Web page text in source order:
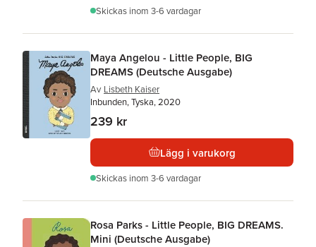
Skickas inom 3-6 vardagar
Maya Angelou - Little People, BIG
DREAMS (Deutsche Ausgabe)
Av Lisbeth Kaiser
Inbunden, Tyska, 2020
239 kr
Lägg i varukorg
Skickas inom 3-6 vardagar
Rosa Parks - Little People, BIG DREAMS.
Mini (Deutsche Ausgabe)